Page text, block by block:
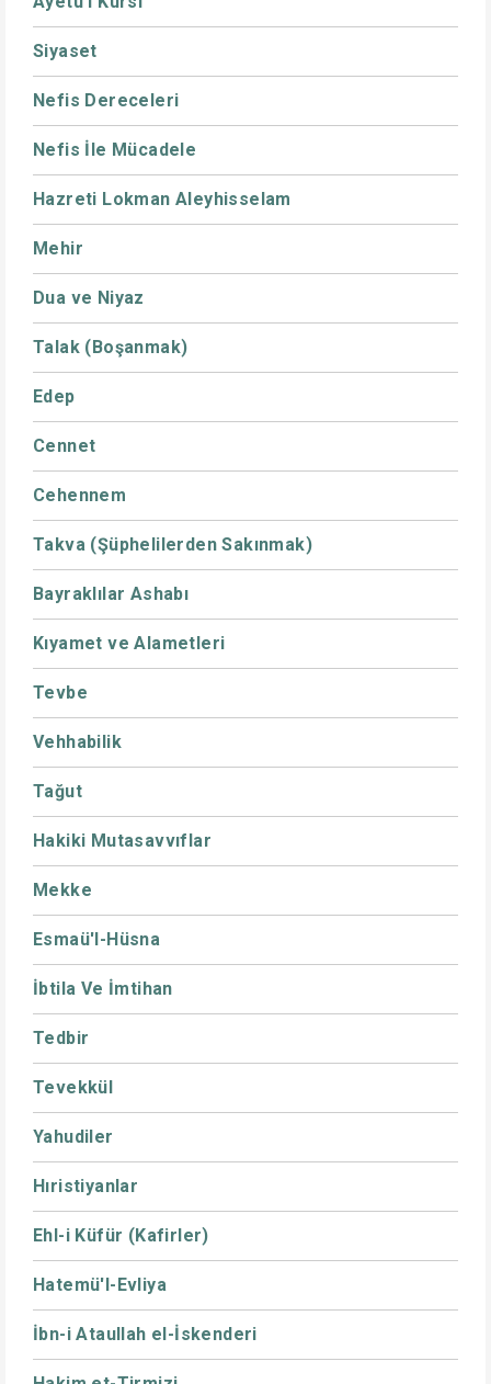
Siyaset
Nefis Dereceleri
Nefis İle Mücadele
Hazreti Lokman Aleyhisselam
Mehir
Dua ve Niyaz
Talak (Boşanmak)
Edep
Cennet
Cehennem
Takva (Şüphelilerden Sakınmak)
Bayraklılar Ashabı
Kıyamet ve Alametleri
Tevbe
Vehhabilik
Tağut
Hakiki Mutasavvıflar
Mekke
Esmaü'l-Hüsna
İbtila Ve İmtihan
Tedbir
Tevekkül
Yahudiler
Hıristiyanlar
Ehl-i Küfür (Kafirler)
Hatemü'l-Evliya
İbn-i Ataullah el-İskenderi